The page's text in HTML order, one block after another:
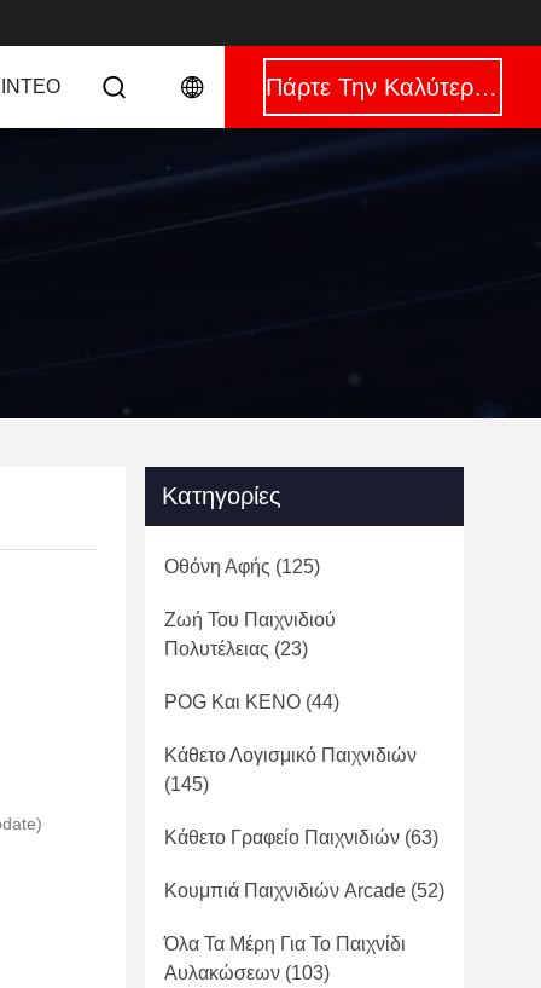
Πάρτε Την Καλύτερη Τιμή
Κατηγορίες
Οθόνη Αφής (125)
Ζωή Του Παιχνιδιού
Πολυτέλειας (23)
POG Και KENO (44)
Κάθετο Λογισμικό Παιχνιδιών
(145)
Κάθετο Γραφείο Παιχνιδιών (63)
Κουμπιά Παιχνιδιών Arcade (52)
Όλα Τα Μέρη Για Το Παιχνίδι
Αυλακώσεων (103)